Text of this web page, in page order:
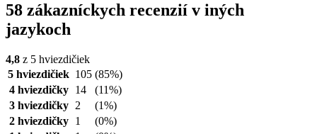
58 zákazníckych recenzií v iných
jazykoch
4,8 z 5 hviezdičiek
5 hviezdičiek 105 (85%)
4 hviezdičky
14
(11%)
3 hviezdičky
2
(1%)
2 hviezdičky
1
(0%)